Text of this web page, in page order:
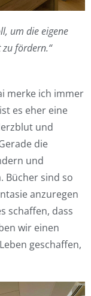
um die eigene
fördern.“
merke ich immer
es eher eine
und
die
und
Bücher sind so
anzuregen
schaffen, dass
wir einen
geschaffen,